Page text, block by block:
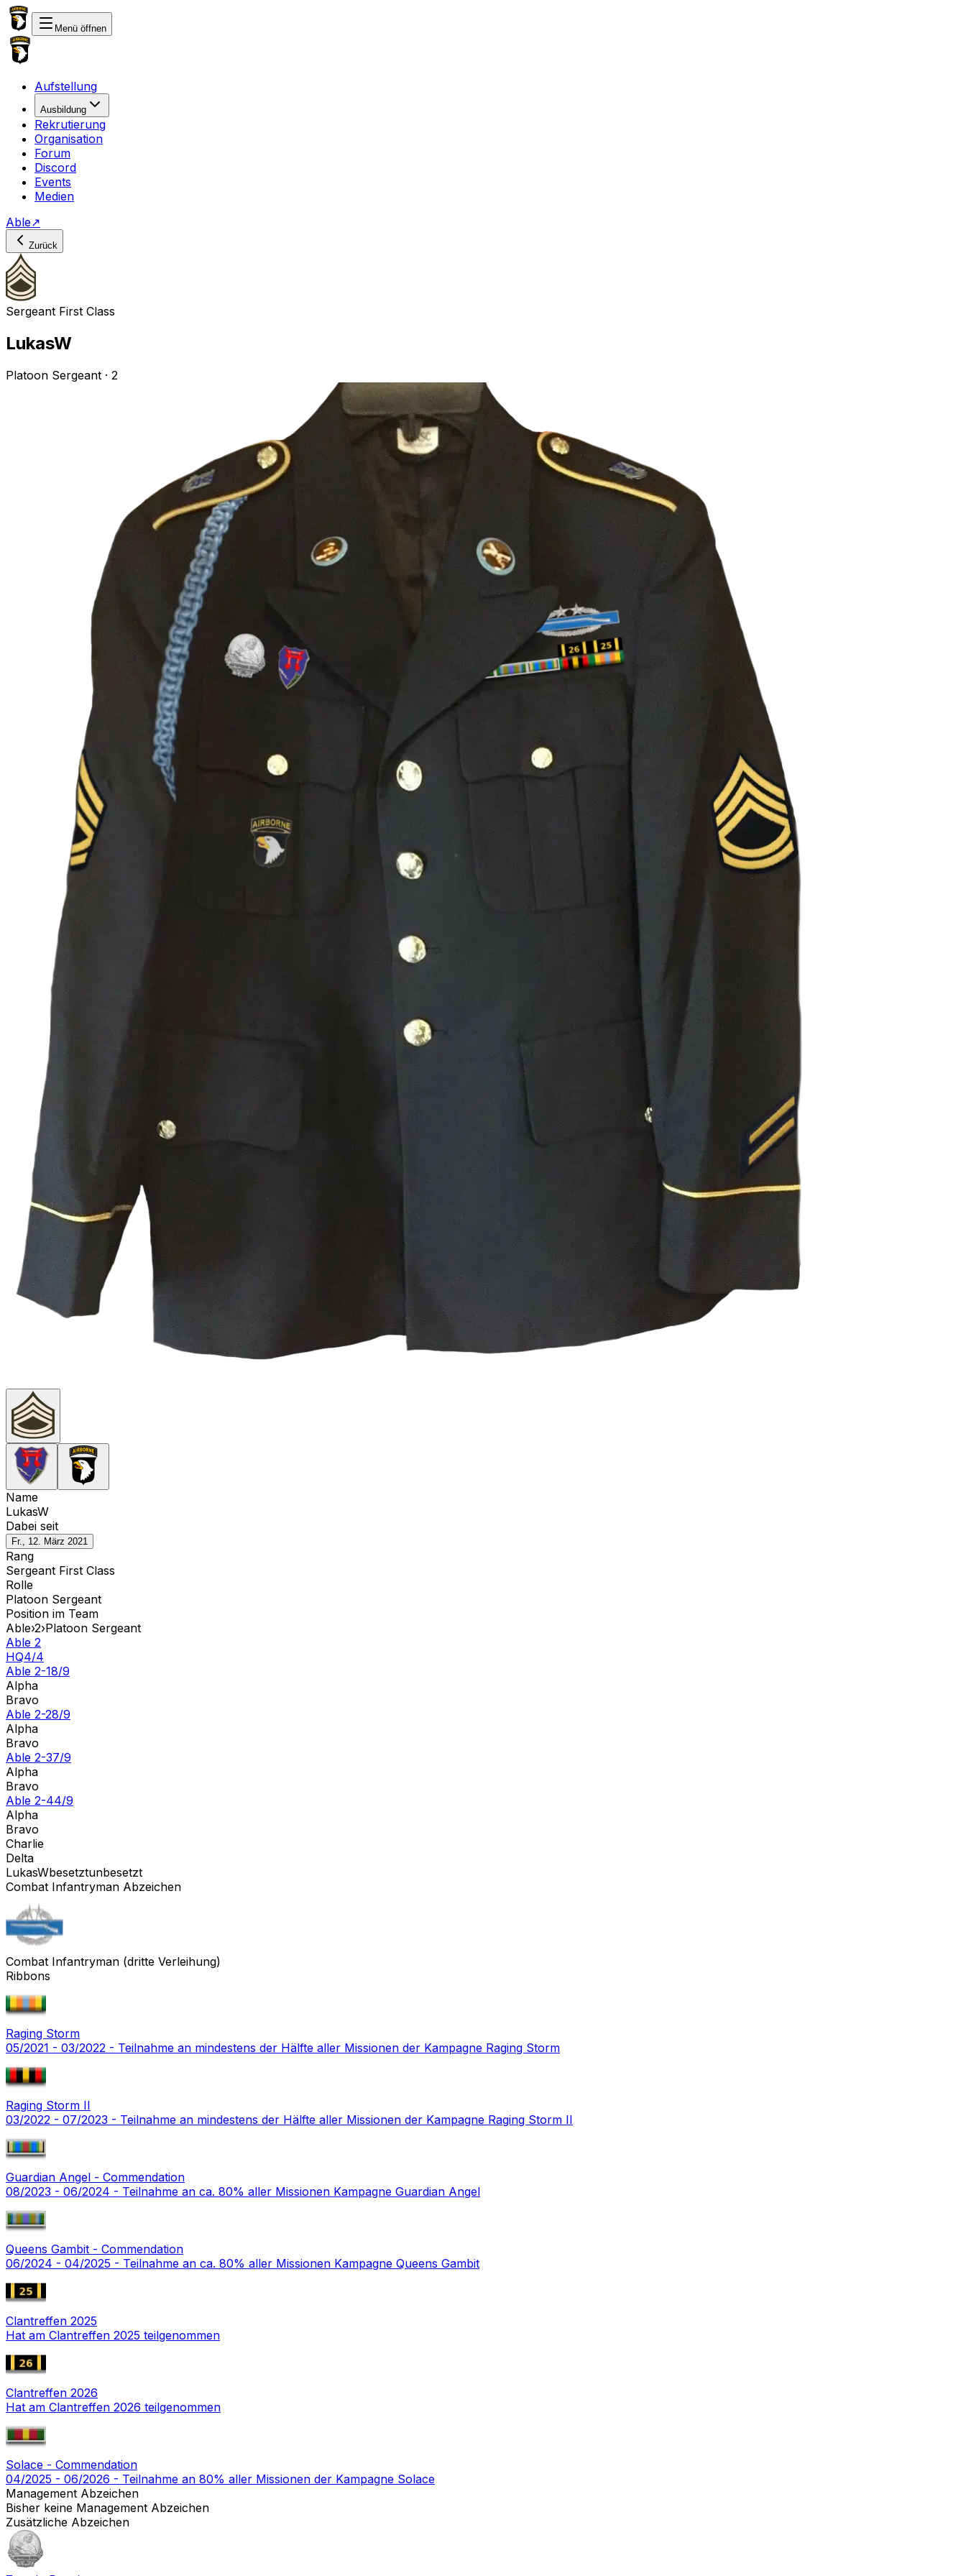
Menü öffnen
Aufstellung
Ausbildung
Rekrutierung
Organisation
Forum
Discord
Events
Medien
Able↗
Zurück
Sergeant First Class
LukasW
Platoon Sergeant · 2
Name
LukasW
Dabei seit
Fr., 12. März 2021
Rang
Sergeant First Class
Rolle
Platoon Sergeant
Position im Team
Able›2›Platoon Sergeant
Able 2
HQ4/4
Able 2-18/9
Alpha
Bravo
Able 2-28/9
Alpha
Bravo
Able 2-37/9
Alpha
Bravo
Able 2-44/9
Alpha
Bravo
Charlie
Delta
LukasWbesetztunbesetzt
Combat Infantryman Abzeichen
Combat Infantryman (dritte Verleihung)
Ribbons
Raging Storm
05/2021 - 03/2022 - Teilnahme an mindestens der Hälfte aller Missionen der Kampagne Raging Storm
Raging Storm II
03/2022 - 07/2023 - Teilnahme an mindestens der Hälfte aller Missionen der Kampagne Raging Storm II
Guardian Angel - Commendation
08/2023 - 06/2024 - Teilnahme an ca. 80% aller Missionen Kampagne Guardian Angel
Queens Gambit - Commendation
06/2024 - 04/2025 - Teilnahme an ca. 80% aller Missionen Kampagne Queens Gambit
Clantreffen 2025
Hat am Clantreffen 2025 teilgenommen
Clantreffen 2026
Hat am Clantreffen 2026 teilgenommen
Solace - Commendation
04/2025 - 06/2026 - Teilnahme an 80% aller Missionen der Kampagne Solace
Management Abzeichen
Bisher keine Management Abzeichen
Zusätzliche Abzeichen